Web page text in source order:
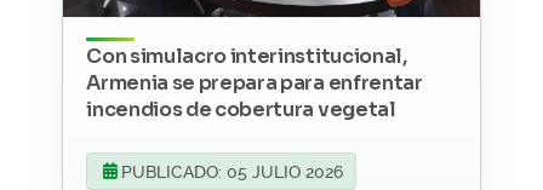
Con simulacro interinstitucional,
Armenia se prepara para enfrentar
incendios de cobertura vegetal
PUBLICADO: 05 JULIO 2026